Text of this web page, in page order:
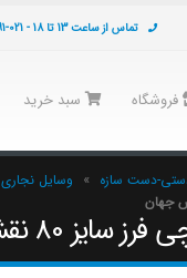
تماس از ساعت 13 تا 18 - 021-66908491
فروشگاه سبد خرید
دست سازه » وسایل نجاری
80 نقش جهان